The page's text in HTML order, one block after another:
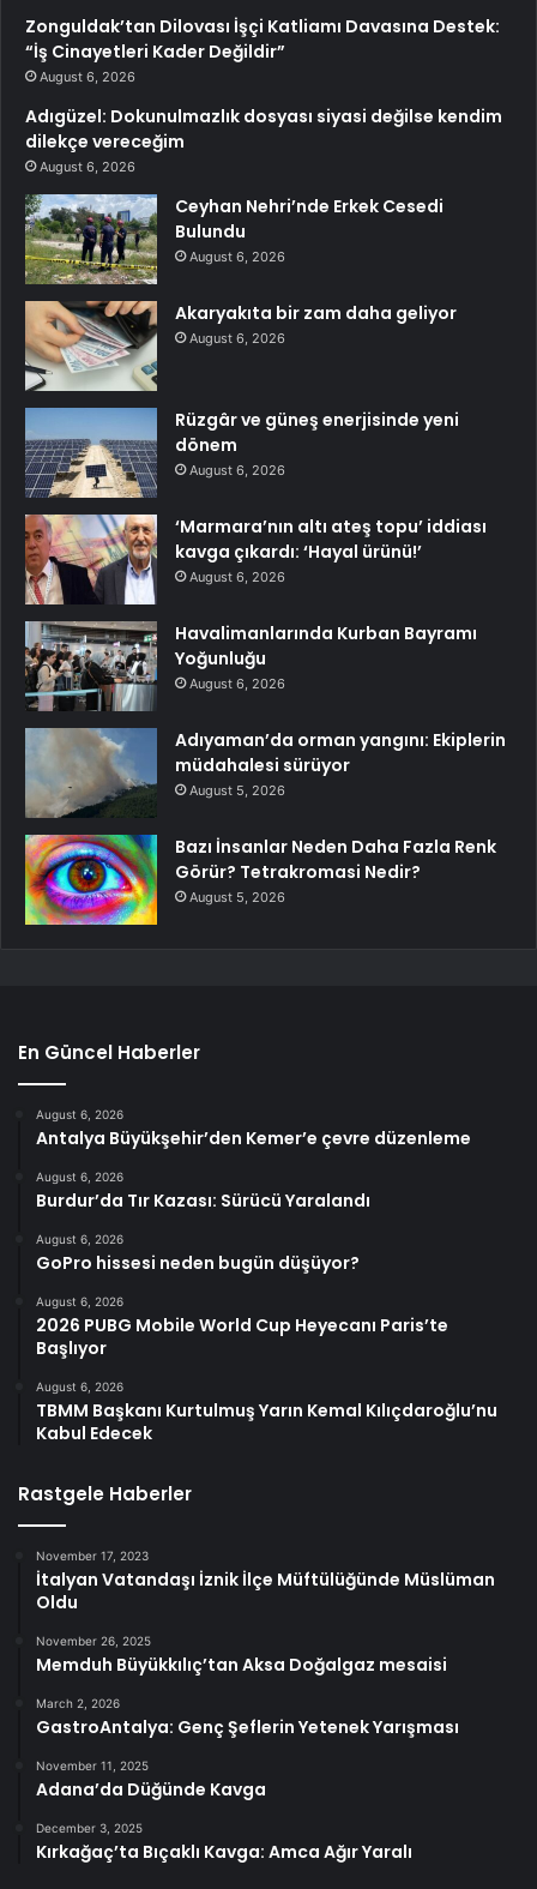
Zonguldak’tan Dilovası İşçi Katliamı Davasına Destek:
“İş Cinayetleri Kader Değildir”
August 6, 2026
Adıgüzel: Dokunulmazlık dosyası siyasi değilse kendim
dilekçe vereceğim
August 6, 2026
Ceyhan Nehri’nde Erkek Cesedi
Bulundu
August 6, 2026
Akaryakıta bir zam daha geliyor
August 6, 2026
Rüzgâr ve güneş enerjisinde yeni
dönem
August 6, 2026
‘Marmara’nın altı ateş topu’ iddiası
kavga çıkardı: ‘Hayal ürünü!’
August 6, 2026
Havalimanlarında Kurban Bayramı
Yoğunluğu
August 6, 2026
Adıyaman’da orman yangını: Ekiplerin
müdahalesi sürüyor
August 5, 2026
Bazı İnsanlar Neden Daha Fazla Renk
Görür? Tetrakromasi Nedir?
August 5, 2026
En Güncel Haberler
August 6, 2026
Antalya Büyükşehir’den Kemer’e çevre düzenleme
August 6, 2026
Burdur’da Tır Kazası: Sürücü Yaralandı
August 6, 2026
GoPro hissesi neden bugün düşüyor?
August 6, 2026
2026 PUBG Mobile World Cup Heyecanı Paris’te
Başlıyor
August 6, 2026
TBMM Başkanı Kurtulmuş Yarın Kemal Kılıçdaroğlu’nu
Kabul Edecek
Rastgele Haberler
November 17, 2023
İtalyan Vatandaşı İznik İlçe Müftülüğünde Müslüman
Oldu
November 26, 2025
Memduh Büyükkılıç’tan Aksa Doğalgaz mesaisi
March 2, 2026
GastroAntalya: Genç Şeflerin Yetenek Yarışması
November 11, 2025
Adana’da Düğünde Kavga
December 3, 2025
Kırkağaç’ta Bıçaklı Kavga: Amca Ağır Yaralı